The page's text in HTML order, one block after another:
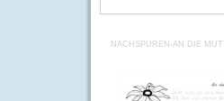
NACHSPUREN-AN DIE